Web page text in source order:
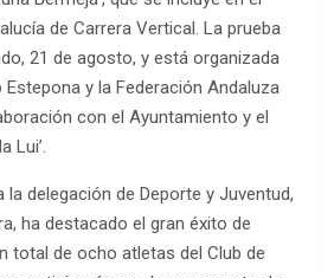
de Carrera Vertical. La prueba
21 de agosto, y está organizada
y la Federación Andaluza
con el Ayuntamiento y el
Lui’.
delegación de Deporte y Juventud,
ha destacado el gran éxito de
total de ocho atletas del Club de